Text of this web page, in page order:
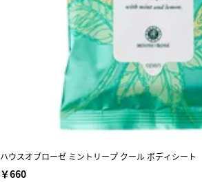
ハウスオブローゼ ミントリープ クール ボディシート
￥660